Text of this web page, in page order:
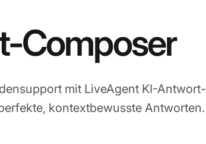
Composer
mit LiveAgent KI-Antwort-
kontextbewusste Antworten.